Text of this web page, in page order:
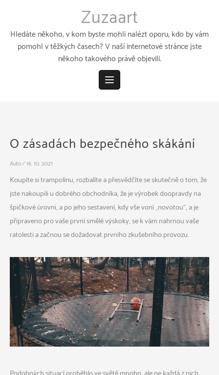
obsahu
Zuzaart
Hledáte někoho, v kom byste mohli nalézt oporu, kdo by vám
pomohl v těžkých časech? V naší internetové stránce jste
někoho takového právě objevili.
O zásadách bezpečného skákání
Auto/16. 10. 2021
Koupíte si trampolínu, rozbalíte a přesvědčíte se skutečně o tom, že
jste nakoupili u dobrého obchodníka, že je výrobek doopravdy na
špičkové úrovni, a po jeho sestavení, kdy vše voní „novotou“, a je
připraveno pro vaše první smělé výskoky, se k vám nahrnou vaše
ratolesti a začnou se dožadovat prvního zkušebního provozu.